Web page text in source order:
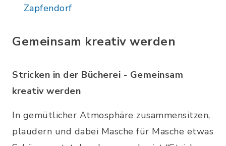
Zapfendorf
Gemeinsam kreativ werden
Stricken in der Bücherei - Gemeinsam
kreativ werden
In gemütlicher Atmosphäre zusammensitzen,
plaudern und dabei Masche für Masche etwas